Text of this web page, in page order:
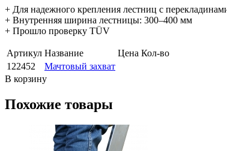
+ Для надежного крепления лестниц с
+ Внутренняя ширина лестницы: 300–400 мм
+ Прошло проверку TÜV
Артикул Название Цена Кол-во
122452
Мачтовый захват
В корзину
Похожие товары